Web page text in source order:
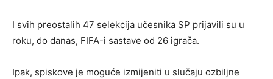
I svih preostalih 47 selekcija učesnika SP prijavili su u
roku, do danas, FIFA-i sastave od 26 igrača.
Ipak, spiskove je moguće izmijeniti u slučaju ozbiljne